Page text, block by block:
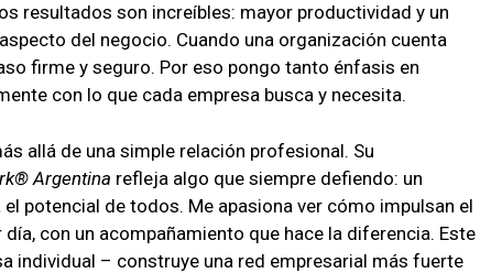
resultados son increíbles: mayor productividad y un
del negocio. Cuando una organización cuenta
firme y seguro. Por eso pongo tanto énfasis en
con lo que cada empresa busca y necesita.
allá de una simple relación profesional. Su
Argentina refleja algo que siempre defiendo: un
potencial de todos. Me apasiona ver cómo impulsan el
con un acompañamiento que hace la diferencia. Este
individual – construye una red empresarial más fuerte